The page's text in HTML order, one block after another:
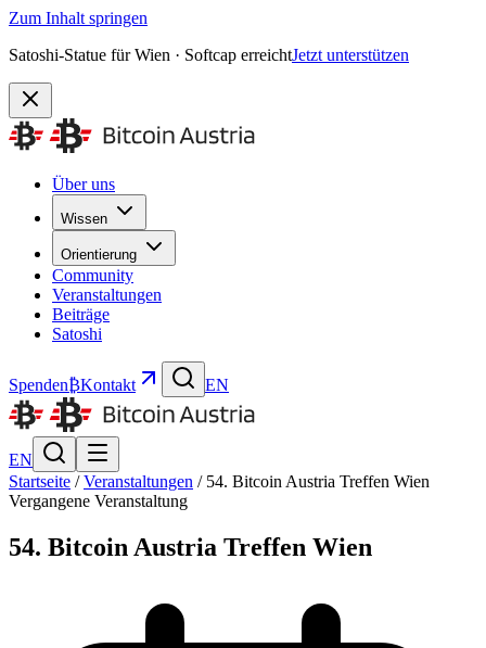
Zum Inhalt springen
Satoshi-Statue für Wien · Softcap erreichtJetzt unterstützen
Über uns
Wissen
Orientierung
Community
Veranstaltungen
Beiträge
Satoshi
Spenden₿Kontakt EN
EN
Startseite / Veranstaltungen / 54. Bitcoin Austria Treffen Wien
Vergangene Veranstaltung
54. Bitcoin Austria Treffen Wien